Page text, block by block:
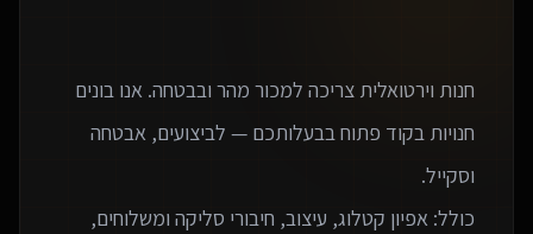
חנות וירטואלית צריכה למכור מהר ובבטחה. אנו בונים
חנויות בקוד פתוח בבעלותכם — לביצועים, אבטחה
כולל: אפיון קטלוג, עיצוב, חיבורי סליקה ומשלוחים,